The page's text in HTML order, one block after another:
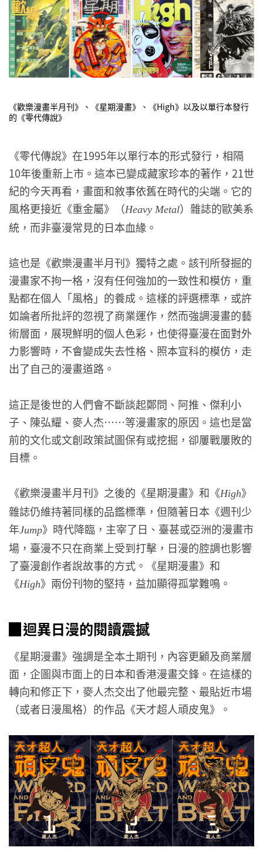
《歡樂漫畫半月刊》、《星期漫畫》、《High》以及以單行本發行
的《零代傳說》
《零代傳說》在1995年以單行本的形式發行，相隔
10年後重新上市。這本已變成藏家珍本的著作，21世
紀的今天再看，畫面和敘事依舊在時代的尖端。它的
風格更接近《重金屬》（Heavy Metal）雜誌的歐美系
統，而非臺漫常見的日本血緣。
這也是《歡樂漫畫半月刊》獨特之處。該刊所發掘的
漫畫家不拘一格，沒有任何強加的一致性和模仿，重
點都在個人「風格」的養成。這樣的評選標準，或許
如論者所批評的忽視了商業運作，然而強調漫畫的藝
術層面，展現鮮明的個人色彩，也使得臺漫在面對外
力影響時，不會變成失去性格、照本宣科的模仿，走
出了自己的漫畫道路。
這正是後世的人們會不斷談起鄭問、阿推、傑利小
子、陳弘耀、麥人杰……等漫畫家的原因。這也是當
前的文化或文創政策試圖保有或挖掘，卻屢戰屢敗的
目標。
《歡樂漫畫半月刊》之後的《星期漫畫》和《High》
雜誌仍維持著同樣的品鑑標準，但隨著日本《週刊少
年Jump》時代降臨，主宰了日、臺甚或亞洲的漫畫市
場，臺漫不只在商業上受到打擊，日漫的腔調也影響
了臺漫創作者說故事的方式。《星期漫畫》和
《High》兩份刊物的堅持，益加顯得孤掌難鳴。
▉迴異日漫的閱讀震撼
《星期漫畫》強調是全本土期刊，內容更顧及商業層
面，企圖與市面上的日本和香港漫畫交鋒。在這樣的
轉向和修正下，麥人杰交出了他最完整、最貼近市場
（或者日漫風格）的作品《天才超人頑皮鬼》。